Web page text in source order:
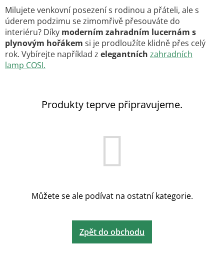
Milujete venkovní posezení s rodinou a přáteli, ale s
úderem podzimu se zimomřivě přesouváte do
interiéru? Díky moderním zahradním lucernám s
plynovým hořákem si je prodloužíte klidně přes celý
rok. Vybírejte například z elegantních zahradních
lamp COSI.
Produkty teprve připravujeme.
Můžete se ale podívat na ostatní kategorie.
Zpět do obchodu